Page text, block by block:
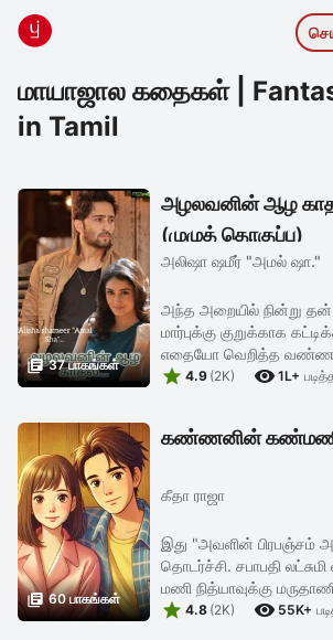
மாயாஜால கதைகள் |
in Tamil
 37 பாகங்கள்
அழலவனின் ஆழ
(முழுத் தொகுப்பு)
அலிஷா ஷமீர் "அமல் ஷா."
அந்த அறையில் நின்று
மார்புக்கு குறுக்காக
எதையோ வெறித்த வண்ணம்
கொண்டு அவள் நிற்க, அவளின் காதருகே மிகவும்
 4.9 (2K)  1L+
 60 பாகங்கள்
கண்ணனின்
கீதா ராஜா
இது "அவளின் பிரபஞ்சம்
தொடர்ச்சி. சபாபதி லட்சுமி வீடு மாலை நான்கு
மணி நித்யாவுக்கு மருதாணி பிடிக்கும் ‌என்பதால்
சபாபதி ஒரு ஊரில் உள்ள
 4.8 (2K)  55K+